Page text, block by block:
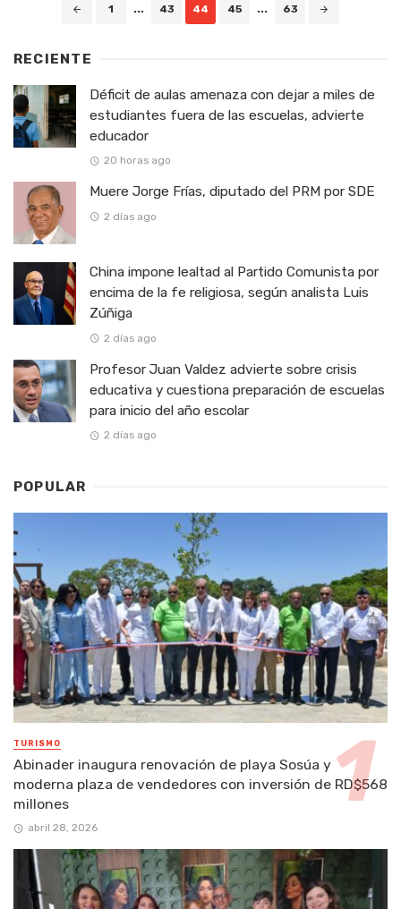
1 ... 43 44 45 ... 63
RECIENTE
Déficit de aulas amenaza con dejar a miles de
estudiantes fuera de las escuelas, advierte
educador
20 horas ago
Muere Jorge Frías, diputado del PRM por SDE
2 días ago
China impone lealtad al Partido Comunista por
encima de la fe religiosa, según analista Luis
Zúñiga
2 días ago
Profesor Juan Valdez advierte sobre crisis
educativa y cuestiona preparación de escuelas
para inicio del año escolar
2 días ago
POPULAR
TURISMO
Abinader inaugura renovación de playa Sosúa y
moderna plaza de vendedores con inversión de RD$568
millones
abril 28, 2026